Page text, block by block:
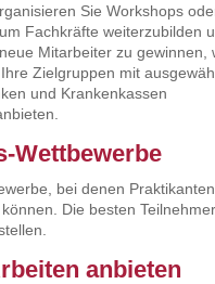
Sie Workshops
Fachkräfte weiterzubilden
Mitarbeiter zu gewinnen,
Zielgruppen mit
und Krankenkassen
Wettbewerbe
bei denen
Die besten
anbieten